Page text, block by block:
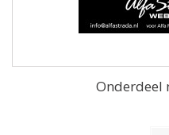
Onderdeel